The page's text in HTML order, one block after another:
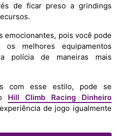
de ficar preso a grindings
emocionantes, pois você pode
melhores equipamentos
polícia de maneiras mais
com esse estilo, pode se
Hill Climb Racing Dinheiro
de jogo igualmente